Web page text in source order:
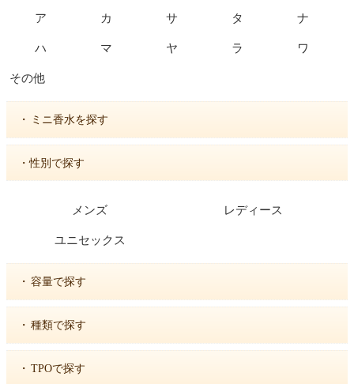
ア カ サ タ ナ
ハ マ ヤ ラ ワ
その他
・ ミニ香水を探す
・性別で探す
メンズ レディース
ユニセックス
・ 容量で探す
・ 種類で探す
・ TPOで探す